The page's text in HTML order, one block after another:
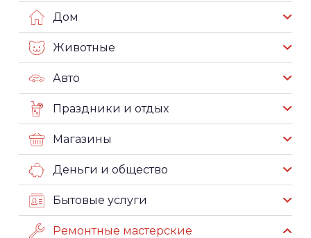
Дом
Животные
Авто
Праздники и отдых
Магазины
Деньги и общество
Бытовые услуги
Ремонтные мастерские